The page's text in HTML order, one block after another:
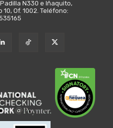
N330 e Iñaquito,
Of. 1002. Teléfono: